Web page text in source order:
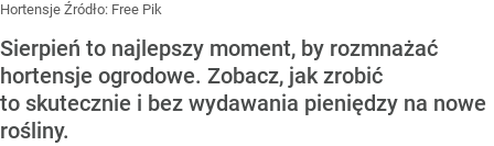
Hortensje Źródło: Free Pik
Sierpień to najlepszy moment, by rozmnażać
hortensje ogrodowe. Zobacz, jak zrobić
to skutecznie i bez wydawania pieniędzy na nowe
rośliny.